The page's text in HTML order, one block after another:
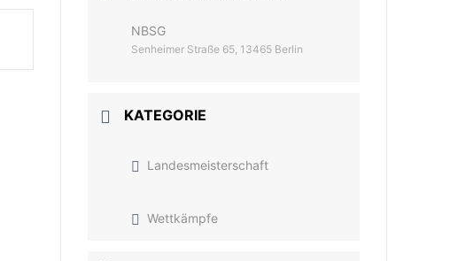
NBSG
Senheimer Straße 65, 13465 Berlin
KATEGORIE
Landesmeisterschaft
Wettkämpfe